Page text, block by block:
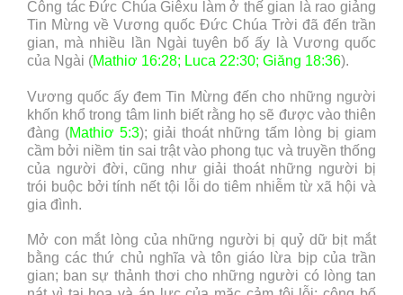
Công tác Đức Chúa Giêxu làm ở thế gian là rao giảng
Tin Mừng về Vương quốc Đức Chúa Trời đã đến trần
gian, mà nhiều lần Ngài tuyên bố ấy là Vương quốc
của Ngài (Mathiơ 16:28; Luca 22:30; Giăng 18:36).
Vương quốc ấy đem Tin Mừng đến cho những người
khốn khổ trong tâm linh biết rằng họ sẽ được vào thiên
đàng (Mathiơ 5:3); giải thoát những tấm lòng bị giam
cầm bởi niềm tin sai trật vào phong tục và truyền thống
của người đời, cũng như giải thoát những người bị
trói buộc bởi tính nết tội lỗi do tiêm nhiễm từ xã hội và
gia đình.
Mở con mắt lòng của những người bị quỷ dữ bịt mắt
bằng các thứ chủ nghĩa và tôn giáo lừa bịp của trần
gian; ban sự thảnh thơi cho những người có lòng tan